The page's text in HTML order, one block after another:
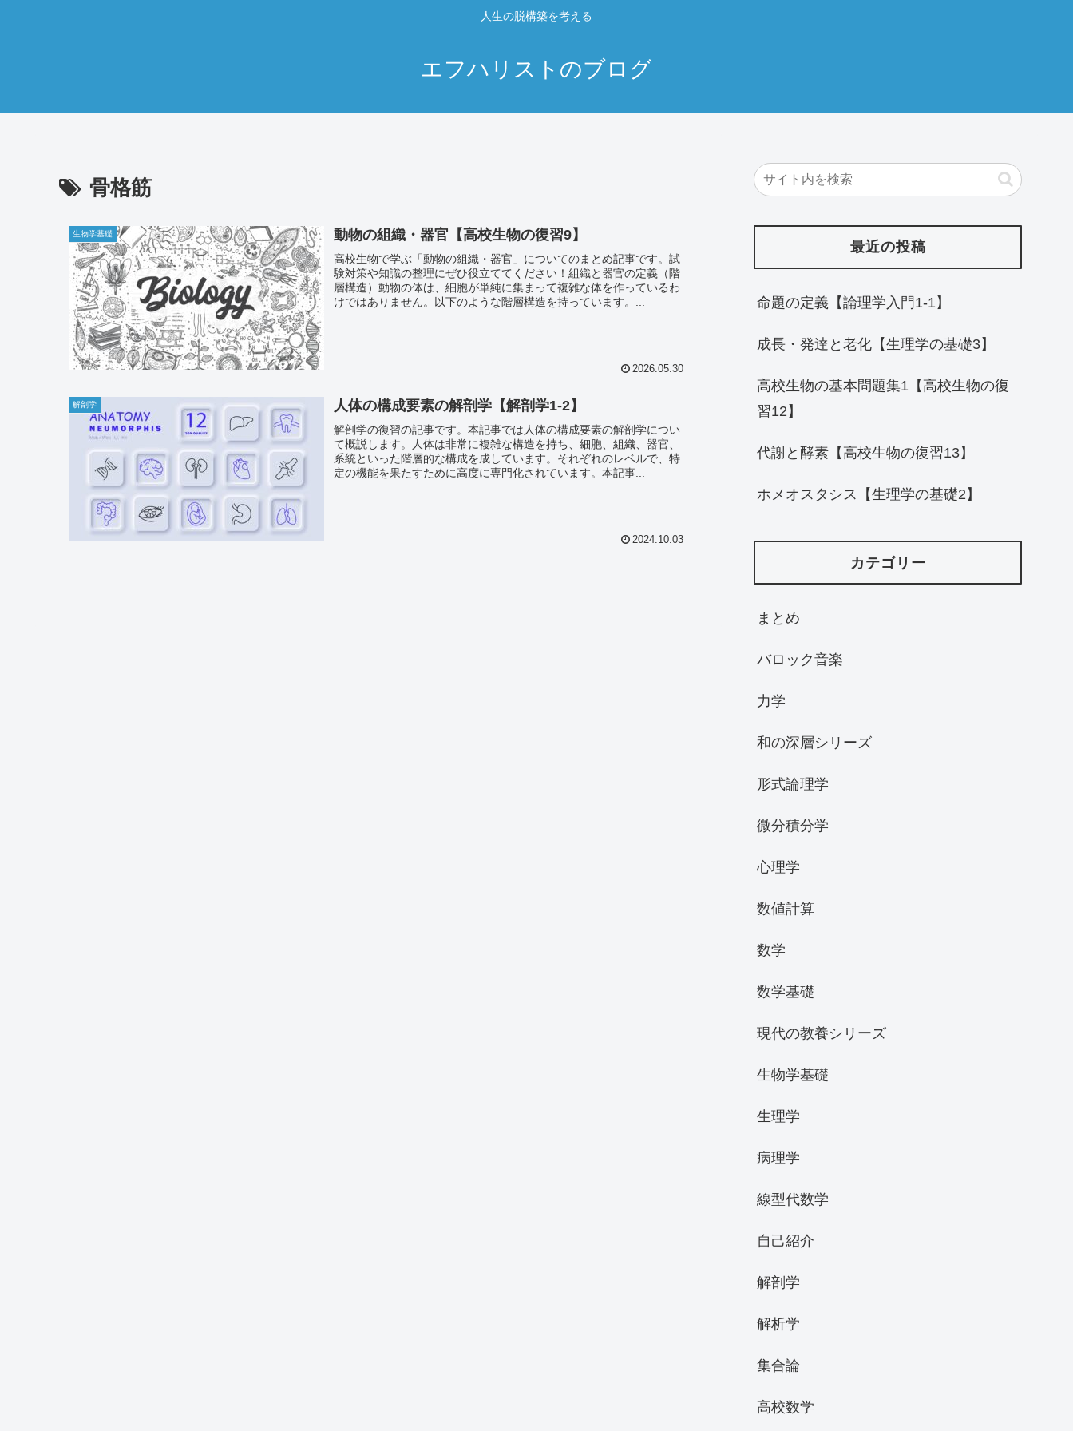
人生の脱構築を考える
エフハリストのブログ
骨格筋
生物学基礎 動物の組織・器官【高校生物の復習9】
高校生物で学ぶ「動物の組織・器官」についてのまとめ記事です。試
験対策や知識の整理にぜひ役立ててください！組織と器官の定義（階
層構造）動物の体は、細胞が単純に集まって複雑な体を作っているわ
けではありません。以下のような階層構造を持っています。...
2026.05.30
解剖学 人体の構成要素の解剖学【解剖学1‐2】
解剖学の復習の記事です。本記事では人体の構成要素の解剖学につい
て概説します。人体は非常に複雑な構造を持ち、細胞、組織、器官、
系統といった階層的な構成を成しています。それぞれのレベルで、特
定の機能を果たすために高度に専門化されています。本記事...
2024.10.03
最近の投稿
命題の定義【論理学入門1-1】
成長・発達と老化【生理学の基礎3】
高校生物の基本問題集1【高校生物の復
習12】
代謝と酵素【高校生物の復習13】
ホメオスタシス【生理学の基礎2】
カテゴリー
まとめ
バロック音楽
力学
和の深層シリーズ
形式論理学
微分積分学
心理学
数値計算
数学
数学基礎
現代の教養シリーズ
生物学基礎
生理学
病理学
線型代数学
自己紹介
解剖学
解析学
集合論
高校数学